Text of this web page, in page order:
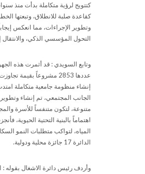
كتتويج لرؤية متكاملة بدأت منذ
كقاعدة صلبة للانطلاق، وتبعتها
وتطوير الإجراءات، مما انعكس
التحول المؤسسي الذكي، والانتقال
وتابع السويدي : قد أثمرت هذه
إنشاء منظومة جامعية متكاملة
المياه، لتواكب متطلبات النمو
الدائرة 17 جائزة محلية ودولية.
وأردف رئيس دائرة الاشغال بقوله :